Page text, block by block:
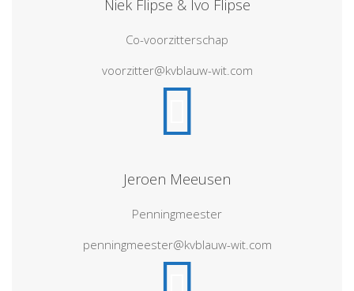
Niek Flipse & Ivo Flipse
Co-voorzitterschap
voorzitter@kvblauw-wit.com
Jeroen Meeusen
Penningmeester
penningmeester@kvblauw-wit.com